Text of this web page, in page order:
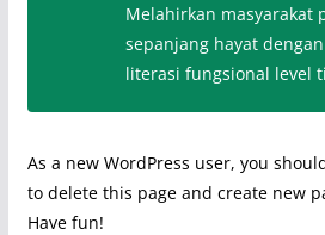
Melahirkan masyarakat
sepanjang hayat
literasi fungsional level
As a new WordPress user, you
to delete this page and create new
Have fun!